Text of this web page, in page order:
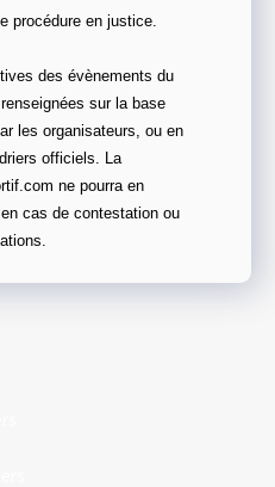
procédure en justice.
des évènements du
sur la base
les organisateurs, ou en
officiels. La
ne pourra en
cas de contestation ou